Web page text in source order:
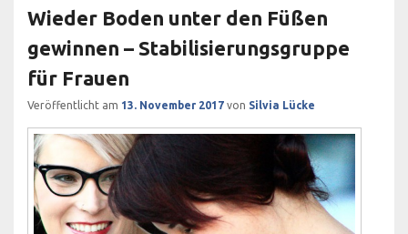
Wieder Boden unter den Füßen
gewinnen – Stabilisierungsgruppe
für Frauen
Veröffentlicht am 13. November 2017 von Silvia Lücke